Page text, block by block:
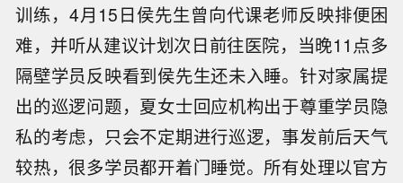
训练，4月15日侯先生曾向代课老师反映排便困
难，并听从建议计划次日前往医院，当晚11点多
隔壁学员反映看到侯先生还未入睡。针对家属提
出的巡逻问题，夏女士回应机构出于尊重学员隐
私的考虑，只会不定期进行巡逻，事发前后天气
较热，很多学员都开着门睡觉。所有处理以官方